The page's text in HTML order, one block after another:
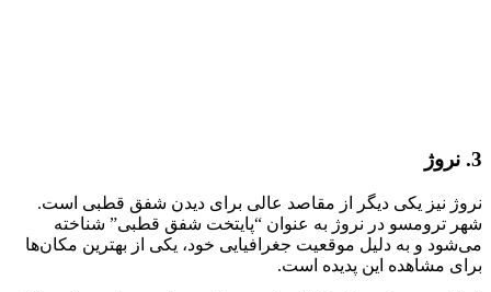
3. نروژ
نروژ نیز یکی دیگر از مقاصد عالی برای دیدن شفق قطبی است.
شهر ترومسو در نروژ به عنوان “پایتخت شفق قطبی” شناخته
می‌شود و به دلیل موقعیت جغرافیایی خود، یکی از بهترین مکان‌ها
برای مشاهده این پدیده است.